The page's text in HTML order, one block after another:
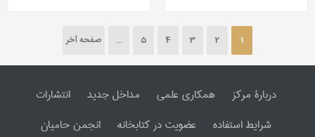
1
2
3
4
5
... صفحه آخر
دربارۀ مرکز همکاری علمی مداخل جدید
انتشارات
شرایط استفاده
عضویت در کتابخانه
انجمن حامیان